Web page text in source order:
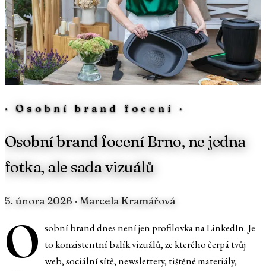
·Osobní brand focení ·
Osobní brand focení Brno, ne jedna
fotka, ale sada vizuálů
5. února 2026 · Marcela Kramářová
O sobní brand dnes není jen profilovka na LinkedIn. Je
to konzistentní balík vizuálů, ze kterého čerpá tvůj
web, sociální sítě, newslettery, tištěné materiály,